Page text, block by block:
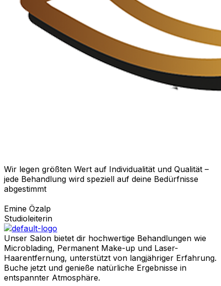
Wir legen größten Wert auf Individualität und Qualität –
jede Behandlung wird speziell auf deine Bedürfnisse
abgestimmt
Emine Özalp
Studioleiterin
Unser Salon bietet dir hochwertige Behandlungen wie
Microblading, Permanent Make-up und Laser-
Haarentfernung, unterstützt von langjähriger Erfahrung.
Buche jetzt und genieße natürliche Ergebnisse in
entspannter Atmosphäre.